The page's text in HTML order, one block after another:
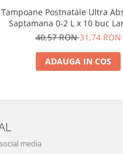
Tampoane Postnatale Ultra
Saptamana 0-2 L x 10 buc
40,57 RON31,74 RON
ADAUGA IN COS
media